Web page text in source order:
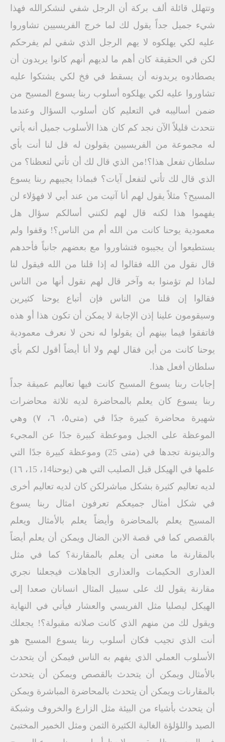
وتتهلل قائلة ألف بركة أن الرجل شفي لنشكرالله فهذا
شيء جميل جداً يقول لك لما خرج الفريسيين تشاوروا
عليه لكي يهلكوه لا يهم الرجل الذي شفي لم يفرحكم
لكن في الحقيقة كان أهم ما لديهم أنهم كانوا يريدون أن
يصطادوه يريدونه أن يسقط في فخ لكي يشتكوا عليه
تشاوروا عليه لكي يهلكوه أسلوب ربنا يسوع المسيح من
ضمن أساليبه في التعليم كان أسلوب السؤال وعندما
نتحدث قليلاً الآن نجد كم كان هذا الأسلوب جميل أنه يأتي
له مجموعة من الفريسيين يقولون له قل لنا أنت بأي
سلطان تفعل هذا؟!من الذي قال لك أن تأتي لتعظنا؟ من
الذي قال لك تأتي لتفعل آيات؟ فبماذا يجيبهم ربنا يسوع
المسيح؟ مثلاً يقول لهم أنا آتيت من عند أبي لا فهؤلاء لن
يفهموا هذا لكنه قال لهم لكنني أسالكم سؤال هل
معمودية يوحنا كانت من الله أم من الناس؟! وقفوا ولم
يستطيعوا أن يجيبوه فتشاوروا مع بعضهم جانباً فأحدهم
قال نقول من الله فقالوا له إذا قلنا من الله فيقول لنا
لماذا لم تؤمنوا به وآخر قال لهم نقول أنها من الناس
فقالوا إن قلنا من الناس فإن أتباع يوحنا كثيرين
وسيقومون علينا إذن الإجابة لا يمكن أن تكون هذا أو هذه
فاتفقوا فيما بينهم أن يقولوا له نحن لا نعرف معمودية
يوحنا كانت من أين فقال لهم ولا أنا أيضاً أقول لكم بأي
سلطان أفعل هذا.
إجابات ربنا يسوع المسيح كانت فيها تعاليم عميقة جداً
ربنا يسوع كان يعلم بالمحاضرة لديه ثلاثة محاضرات
شهيرة محاضرة كبيرة جدًا في (متى٥، ٦، ٧) وهي
الموعظة على الجبل وموعظة كبيرة جدًا عن المجيء
والدينونة تجدها في (متى 25) وموعظة كبيرة جدًا التي
علمها في الهيكل قبل الصليب التي هي (يوحنا14، 15، 1٦)
لديه تعاليم كثيرة بشكل مباشرلكن كان لديه تعاليم أخرى
في شكل أمثال جميعكم تعرفون امثال ربنا يسوع
المسيح يعلم بالمحاضرة وأيضاً يعلم بالأمثال ويعلم
بالقصص كما في قصة الابن الضال ويمكن أن يعلم أيضاً
بالمقارنة ما معنى أن يعلم بالمقارنة؟ كما في مثل
العذارى الحكيمات والعذارى الجاهلات فيجعلنا نجري
مقارنة يقول لك على سبيل المثال انسانان صعدا إلى
الهيكل ليصليا مثل الفريسي والعشار فيأتي في النهاية
ويقول لك من منهم الذي كانت صلاته مقبولة؟! يجعلك
أنت الذي تجيب فكان أسلوب ربنا يسوع المسيح هو
الأسلوب العملي الذي يفهم به الناس فيمكن أن يتحدث
بالأمثال ويمكن أن يتحدث بالقصص ويمكن أن يتحدث
بالمقارنات ويمكن أن يتحدث بالمحاضرة المباشرة ويمكن
أن يتحدث بأشياء من البيئة مثل الزارع والخروف وشبكة
الصيد واللؤلؤة الغالية الكثيرة الثمن ومثل الخمير المختبئ